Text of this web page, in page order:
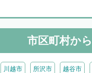
市区町村から
川越市 所沢市 越谷市